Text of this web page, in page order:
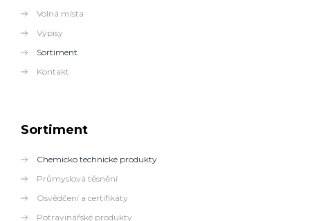
Volná místa
Výpisy
Sortiment
Kontakt
Sortiment
Chemicko technické produkty
Průmyslová těsnění
Osvědčení a certifikáty
Potravinářské produkty